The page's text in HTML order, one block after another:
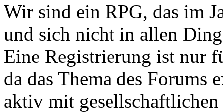
Wir sind ein RPG, das im
und sich nicht in allen
Eine Registrierung ist nur
da das Thema des Forums
aktiv mit